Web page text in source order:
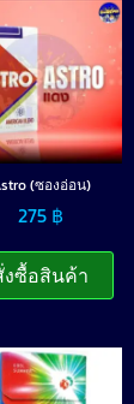
(ซองอ่อน)
275 ฿
งซื้อสินค้า